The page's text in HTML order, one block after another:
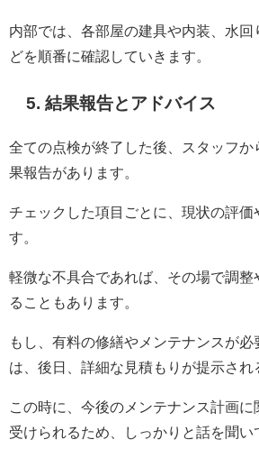
内部では、各部屋の建具や内装、水回
どを順番に確認していきます。
5. 結果報告とアドバイス
全ての点検が終了した後、スタッフか
果報告があります。
チェックした項目ごとに、現状の評価
す。
軽微な不具合であれば、その場で調整
ることもあります。
もし、有料の修繕やメンテナンスが
は、後日、詳細な見積もりが提示され
この時に、今後のメンテナンス計画に
受けられるため、しっかりと話を聞